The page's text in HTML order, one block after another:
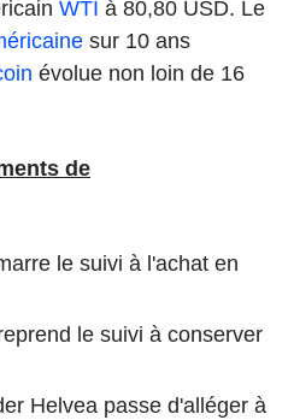
WTI à 80,80 USD. Le
sur 10 ans
évolue non loin de 16
de
le suivi à l'achat en
le suivi à conserver
Helvea passe d'alléger à